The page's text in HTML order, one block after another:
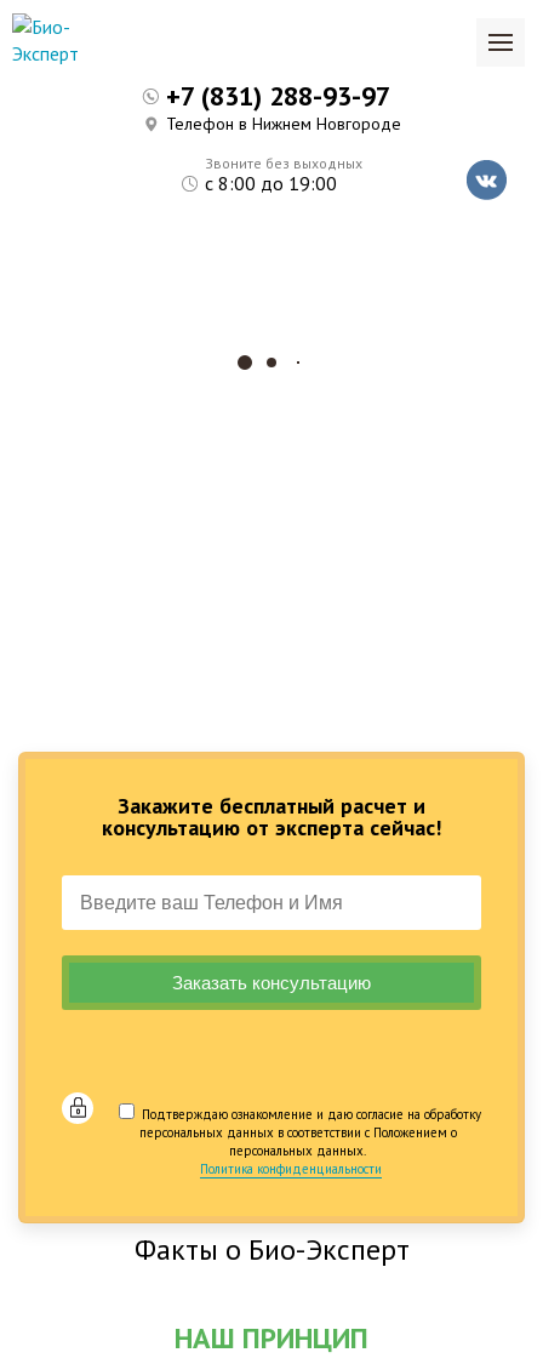
Закажите бесплатный расчет и
консультацию от эксперта сейчас!
Подтверждаю ознакомление и даю согласие на обработку
персональных данных в соответствии с Положением о
персональных данных.
Политика конфиденциальности
Звоните без выходных
с 8:00 до 19:00
+7 (831) 288-93-97
Телефон в Нижнем Новгороде
Факты о Био-Эксперт
НАШ ПРИНЦИП